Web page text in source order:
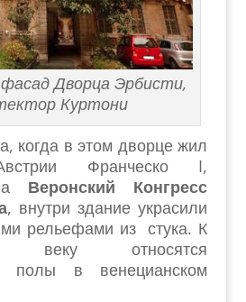
Дворца Эрбисти,
Куртони
когда в этом дворце жил
Франческо I,
Веронский Конгресс
, внутри здание украсили
рельефами из стука. К
веку относятся
полы в венецианском